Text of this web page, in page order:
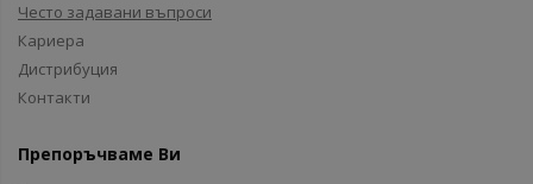
Често задавани въпроси
Кариера
Дистрибуция
Контакти
Препоръчваме Ви